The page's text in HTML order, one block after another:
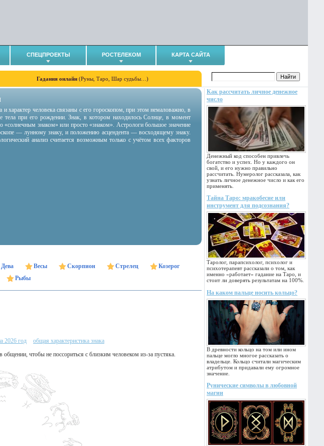
СПЕЦПРОЕКТЫ РОСТЕЛЕКОМ КАРТА САЙТА
Гадания онлайн (Руны, Таро, Шар судьбы…)
Как рассчитать личное денежное
число
Денежный код способен привлечь
богатство и успех. Но у каждого он
свой, и его нужно правильно
рассчитать. Нумеролог рассказала, как
узнать личное денежное число и как его
применять.
Тайна Таро: мракобесие или
инструмент для подсознания?
Таролог, парапсихолог, психолог и
психотерапевт рассказали о том, как
именно «работает» гадание на Таро, и
стоит ли доверять результатам на 100%.
На каком пальце носить кольцо?
В древности кольцо на том или ином
пальце могло многое рассказать о
владельце. Кольцо считали магическим
атрибутом и придавали ему огромное
значение.
Рунические символы в любовной
магии
и характер человека связаны с его гороскопом, при этом немаловажно, в
тела при его рождении. Знак, в котором находилось Солнце, в момент
«солнечным знаком» или просто «знаком». Астрологи большое значение
— лунному знаку, и положению асцендента — восходящему знаку.
анализ считается возможным только с учётом всех факторов
Дева Весы Скорпион Стрелец
Козерог
Рыбы
2026 год
общая характеристика знака
чтобы не поссориться с близким человеком из-за пустяка.